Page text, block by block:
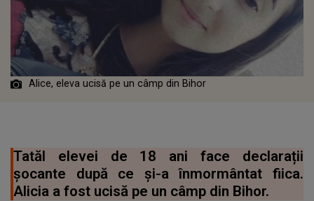
Alice, eleva ucisă pe un câmp din Bihor
Tatăl elevei de 18 ani face declarații
șocante după ce și-a înmormântat fiica.
Alicia a fost ucisă pe un câmp din Bihor.